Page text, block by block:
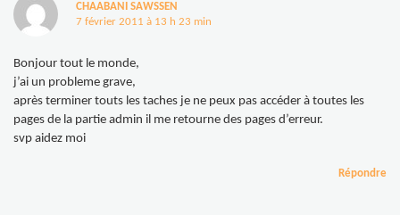
CHAABANI SAWSSEN
7 février 2011 à 13 h 23 min
Bonjour tout le monde,
j’ai un probleme grave,
après terminer touts les taches je ne peux pas accéder à toutes les
pages de la partie admin il me retourne des pages d’erreur.
svp aidez moi
Répondre